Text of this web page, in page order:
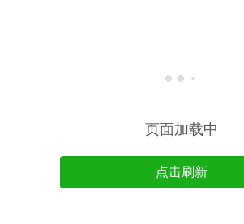
页面加载中
点击刷新